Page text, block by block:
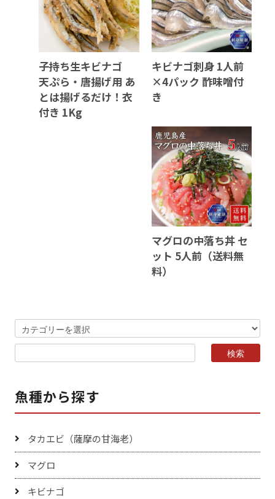
子持ち生キビナゴ
天ぷら・唐揚げ用 あ
とは揚げるだけ！衣
付き 1Kg
キビナゴ刺身 1人前
×4パック 酢味噌付
き
マグロの中落ち丼 セ
ット 5人前（送料無
料）
魚種から探す
タカエビ（薩摩の甘海老）
マグロ
キビナゴ